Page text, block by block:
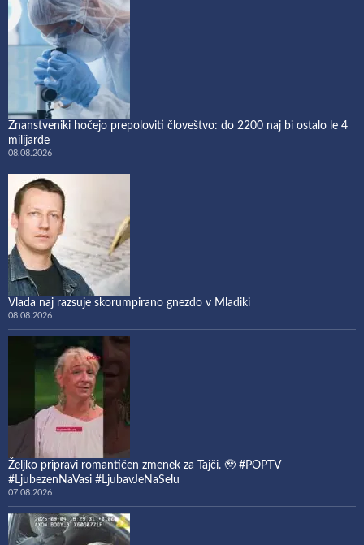
Znanstveniki hočejo prepoloviti človeštvo: do 2200 naj bi ostalo le 4
milijarde
08.08.2026
Vlada naj razsuje skorumpirano gnezdo v Mladiki
08.08.2026
Željko pripravi romantičen zmenek za Tajči. 🥹 #POPTV
#LjubezenNaVasi #LjubavJeNaSelu
07.08.2026